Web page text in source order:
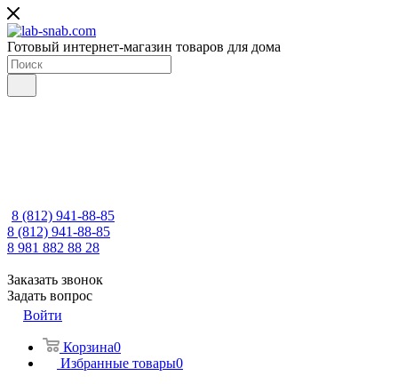
Готовый интернет-магазин товаров для дома
8 (812) 941-88-85
8 (812) 941-88-85
8 981 882 88 28
Заказать звонок
Задать вопрос
Войти
Корзина0
Избранные товары0